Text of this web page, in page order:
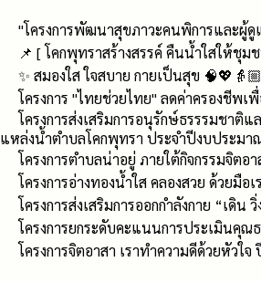
"โครงการพัฒนาสุขภาวะคนพิการและผู้
📌 [ โคกพุทราสร้างสรรค์ คืนน้ำใสให้ชุม
✨ สมองใส ใจสบาย กายเป็นสุข
โครงการ "ไทยช่วยไทย" ลดค่าครองชีพเ
โครงการส่งเสริมการอนุรักษ์ธรรรมชาติ
แหล่งน้ำตำบลโคกพุทรา ประจำปีงบประมา
โครงการตำบลน่าอยู่ ภายใต้กิจกรรมจิต
โครงการอ่างทองน้ำใส คลองสวย ด้วยมื
โครงการส่งเสริมการออกกำลังกาย “เดิ
โครงการยกระดับคะแนนการประเมินคุ
โครงการจิตอาสา เราทำความดีด้วยหัวใ